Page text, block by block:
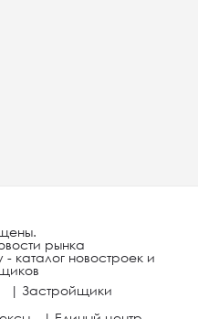
рынка
каталог новостроек и
| Застройщики